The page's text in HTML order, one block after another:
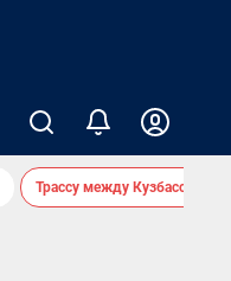
Трассу между Кузбассом и